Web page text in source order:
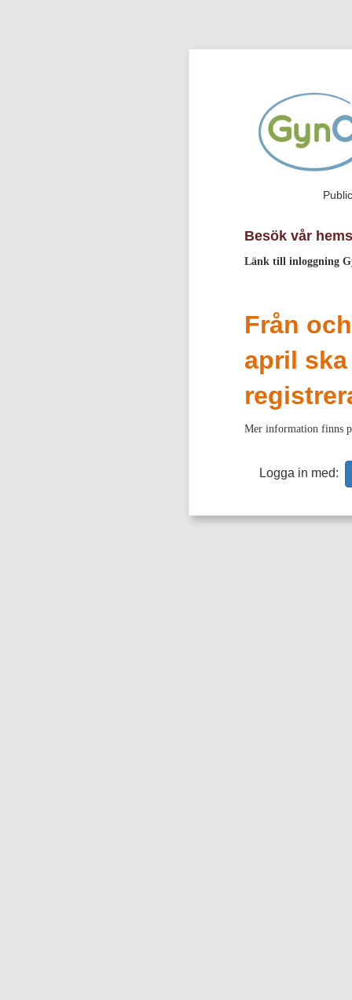
Besök vår
Länk till inloggning
Från
april
Mer information finns
Logga in med: